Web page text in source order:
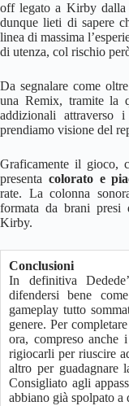
off legato a Kirby dalla
dunque lieti di sapere
linea di massima
di utenza, col rischio
Da segnalare come
una Remix, tramite la
addizionali attraverso
prendiamo visione del
Graficamente il gioco,
presenta colorato e
rate. La colonna
formata da brani presi
Kirby.
Conclusioni
In definitiva
difendersi bene
gameplay tutto
genere. Per
ora, compreso anche
rigiocarli per riuscire
altro per guadagnare
Consigliato agli
abbiano già spolpato a